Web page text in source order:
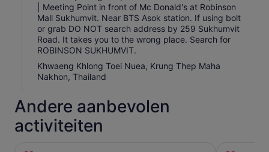
| Meeting Point in front of Mc Donald's at Robinson
Mall Sukhumvit. Near BTS Asok station. If using bolt
or grab DO NOT search address by 259 Sukhumvit
Road. It takes you to the wrong place. Search for
ROBINSON SUKHUMVIT.
Khwaeng Khlong Toei Nuea, Krung Thep Maha
Nakhon, Thailand
Andere aanbevolen
activiteiten